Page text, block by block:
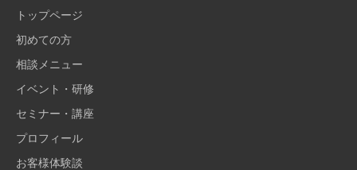
トップページ
初めての方
相談メニュー
イベント・研修
セミナー・講座
プロフィール
お客様体験談